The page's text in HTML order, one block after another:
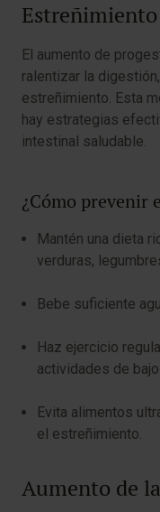
Estreñimiento
El aumento de
ralentizar la
estreñimiento. Esta
hay estrategias
intestinal saludable.
¿Cómo prevenir
Mantén una dieta
verduras,
Bebe suficiente
Haz ejercicio
actividades de
Evita alimentos
el estreñimiento.
Aumento de